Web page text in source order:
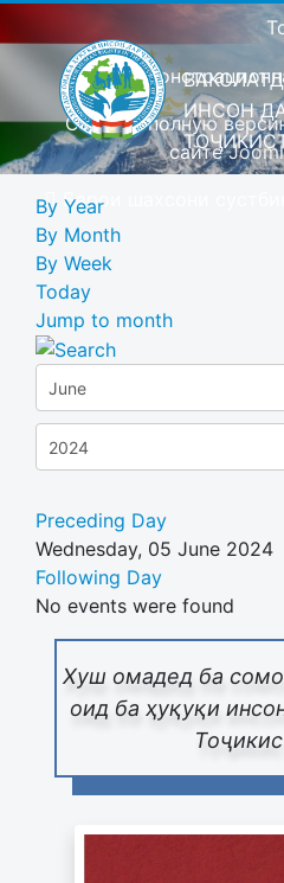
Это
Скачать полную
сайте
Барои шахсони сустбин
ИНСОН
Хуш омадед ба
оид ба ҳуқуқи
By Year
By Month
By Week
Today
Jump to month
Preceding Day
Wednesday, 05 June 2024
Following Day
No events were found